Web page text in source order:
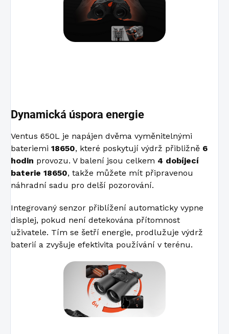
Dynamická úspora energie
Ventus 650L je napájen dvěma vyměnitelnými
bateriemi 18650, které poskytují výdrž přibližně 6
hodin provozu. V balení jsou celkem 4 dobíjecí
baterie 18650, takže můžete mít připravenou
náhradní sadu pro delší pozorování.
Integrovaný senzor přiblížení automaticky vypne
displej, pokud není detekována přítomnost
uživatele. Tím se šetří energie, prodlužuje výdrž
baterií a zvyšuje efektivita používání v terénu.